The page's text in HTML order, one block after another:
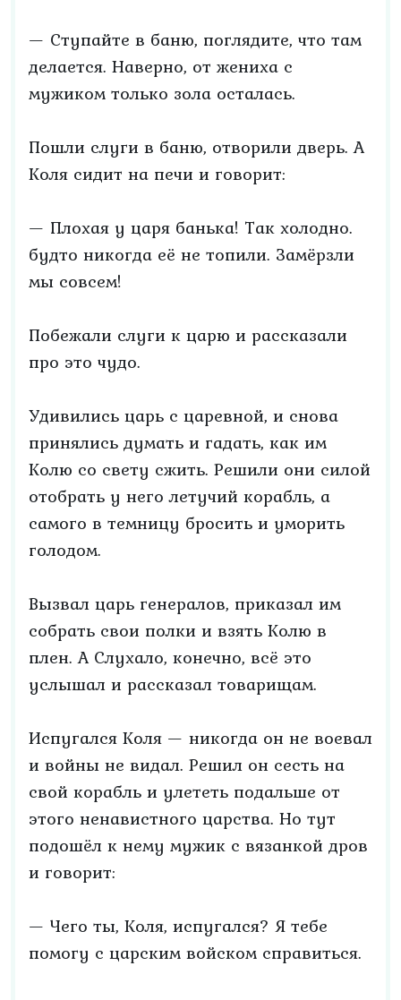
— Ступайте в баню, поглядите, что там
делается. Наверно, от жениха с
мужиком только зола осталась.
Пошли слуги в баню, отворили дверь. А
Коля сидит на печи и говорит:
— Плохая у царя банька! Так холодно.
будто никогда её не топили. Замёрзли
мы совсем!
Побежали слуги к царю и рассказали
про это чудо.
Удивились царь с царевной, и снова
принялись думать и гадать, как им
Колю со свету сжить. Решили они силой
отобрать у него летучий корабль, а
самого в темницу бросить и уморить
голодом.
Вызвал царь генералов, приказал им
собрать свои полки и взять Колю в
плен. А Слухало, конечно, всё это
услышал и рассказал товарищам.
Испугался Коля — никогда он не воевал
и войны не видал. Решил он сесть на
свой корабль и улететь подальше от
этого ненавистного царства. Но тут
подошёл к нему мужик с вязанкой дров
и говорит:
— Чего ты, Коля, испугался? Я тебе
помогу с царским войском справиться.